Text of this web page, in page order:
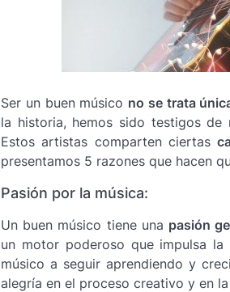
Ser un buen músico no se trata
la historia, hemos sido testigos de
Estos artistas comparten ciertas
presentamos 5 razones que hacen
Pasión por la música:
Un buen músico tiene una pasión
un motor poderoso que impulsa la
músico a seguir aprendiendo y
alegría en el proceso creativo y en